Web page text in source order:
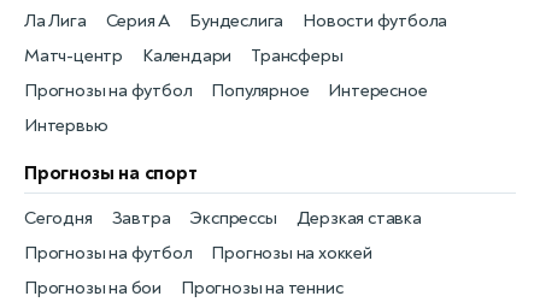
Новости футбола
Матч-центр Календари Трансферы
Прогнозы на футбол Популярное
Ла Лига
Интересное
Серия А
Интервью
Бундеслига
Прогнозы на спорт
Прогнозы на футбол
Сегодня
Прогнозы на хоккей
Завтра
Прогнозы на бои
Экспрессы
Прогнозы на теннис
Дерзкая ставка